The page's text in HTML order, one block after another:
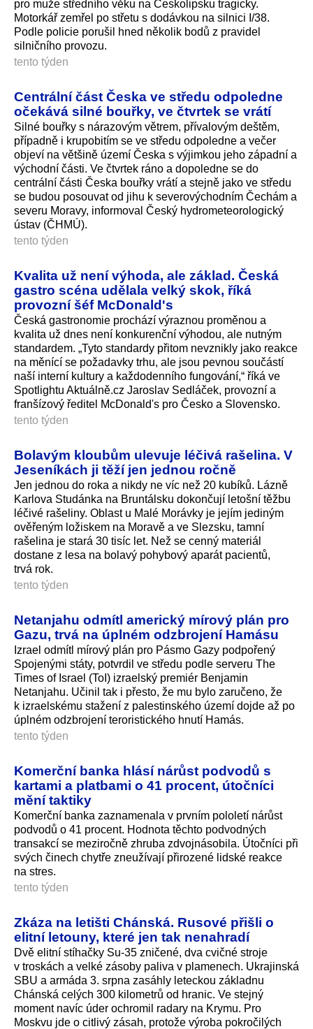
pro muže středního věku na Českolipsku tragicky.
Motorkář zemřel po střetu s dodávkou na silnici I/38.
Podle policie porušil hned několik bodů z pravidel
silničního provozu.
tento týden
Centrální část Česka ve středu odpoledne
očekává silné bouřky, ve čtvrtek se vrátí
Silné bouřky s nárazovým větrem, přívalovým deštěm,
případně i krupobitím se ve středu odpoledne a večer
objeví na většině území Česka s výjimkou jeho západní a
východní části. Ve čtvrtek ráno a dopoledne se do
centrální části Česka bouřky vrátí a stejně jako ve středu
se budou posouvat od jihu k severovýchodním Čechám a
severu Moravy, informoval Český hydrometeorologický
ústav (ČHMÚ).
tento týden
Kvalita už není výhoda, ale základ. Česká
gastro scéna udělala velký skok, říká
provozní šéf McDonald's
Česká gastronomie prochází výraznou proměnou a
kvalita už dnes není konkurenční výhodou, ale nutným
standardem. „Tyto standardy přitom nevznikly jako reakce
na měnící se požadavky trhu, ale jsou pevnou součástí
naší interní kultury a každodenního fungování,“ říká ve
Spotlightu Aktuálně.cz Jaroslav Sedláček, provozní a
franšízový ředitel McDonald's pro Česko a Slovensko.
tento týden
Bolavým kloubům ulevuje léčivá rašelina. V
Jeseníkách ji těží jen jednou ročně
Jen jednou do roka a nikdy ne víc než 20 kubíků. Lázně
Karlova Studánka na Bruntálsku dokončují letošní těžbu
léčivé rašeliny. Oblast u Malé Morávky je jejím jediným
ověřeným ložiskem na Moravě a ve Slezsku, tamní
rašelina je stará 30 tisíc let. Než se cenný materiál
dostane z lesa na bolavý pohybový aparát pacientů,
trvá rok.
tento týden
Netanjahu odmítl americký mírový plán pro
Gazu, trvá na úplném odzbrojení Hamásu
Izrael odmítl mírový plán pro Pásmo Gazy podpořený
Spojenými státy, potvrdil ve středu podle serveru The
Times of Israel (ToI) izraelský premiér Benjamin
Netanjahu. Učinil tak i přesto, že mu bylo zaručeno, že
k izraelskému stažení z palestinského území dojde až po
úplném odzbrojení teroristického hnutí Hamás.
tento týden
Komerční banka hlásí nárůst podvodů s
kartami a platbami o 41 procent, útočníci
mění taktiky
Komerční banka zaznamenala v prvním pololetí nárůst
podvodů o 41 procent. Hodnota těchto podvodných
transakcí se meziročně zhruba zdvojnásobila. Útočníci při
svých činech chytře zneužívají přirozené lidské reakce
na stres.
tento týden
Zkáza na letišti Chánská. Rusové přišli o
elitní letouny, které jen tak nenahradí
Dvě elitní stíhačky Su-35 zničené, dva cvičné stroje
v troskách a velké zásoby paliva v plamenech. Ukrajinská
SBU a armáda 3. srpna zasáhly leteckou základnu
Chánská celých 300 kilometrů od hranic. Ve stejný
moment navíc úder ochromil radary na Krymu. Pro
Moskvu jde o citlivý zásah, protože výroba pokročilých